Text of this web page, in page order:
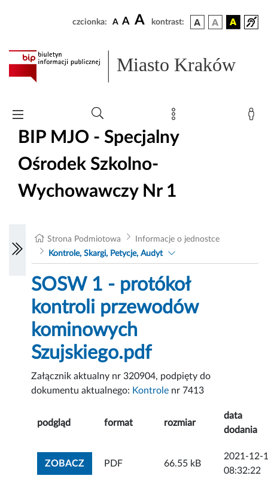
czcionka: A A A kontrast:
Miasto Kraków
BIP MJO - Specjalny
Ośrodek Szkolno-
Wychowawczy Nr 1
Strona Podmiotowa
Informacje o jednostce
Kontrole, Skargi, Petycje, Audyt
SOSW 1 - protókoł
kontroli przewodów
kominowych
Szujskiego.pdf
Załącznik aktualny nr 320904, podpięty do
dokumentu aktualnego: Kontrole nr 7413
podgląd format rozmiar
data
dodania
ZOBACZZOBACZ ZAŁĄCZNIK
PDF 66.55 kB
2021-12-
08:32:22